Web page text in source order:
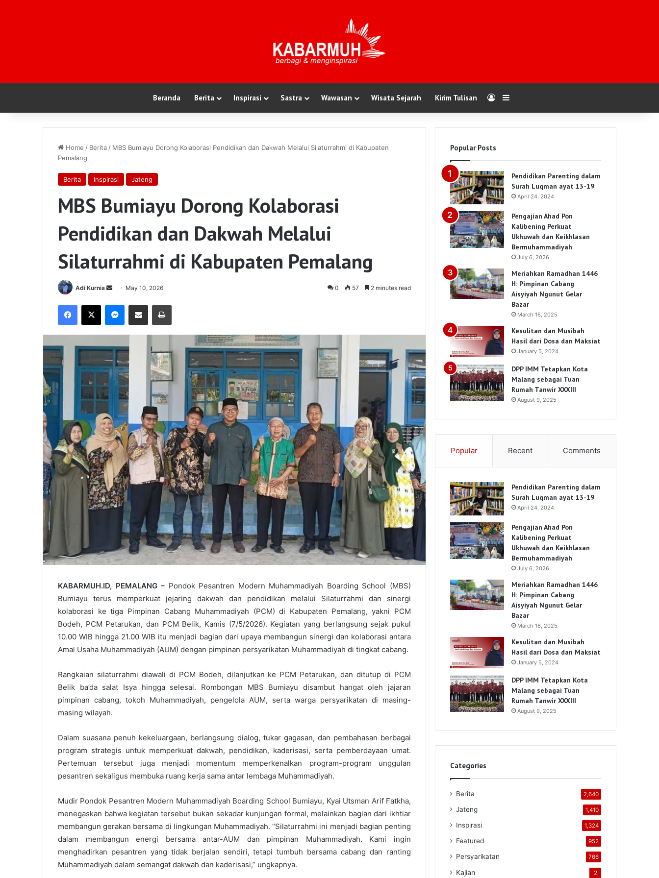
Beranda Berita Inspirasi Sastra Wawasan Wisata Sejarah Kirim Tulisan Log InSidebar
Home / Berita / MBS Bumiayu Dorong Kolaborasi Pendidikan dan Dakwah Melalui Silaturrahmi di Kabupaten
Pemalang
Berita Inspirasi Jateng
MBS Bumiayu Dorong Kolaborasi
Pendidikan dan Dakwah Melalui
Silaturrahmi di Kabupaten Pemalang
Adi Kurnia
Send
email
May 10, 2026 0 57 2 minutes read
Facebook
X Messenger
Share via Email Print
KABARMUH.ID, PEMALANG – Pondok Pesantren Modern Muhammadiyah Boarding School (MBS)
Bumiayu terus memperkuat jejaring dakwah dan pendidikan melalui Silaturrahmi dan sinergi
kolaborasi ke tiga Pimpinan Cabang Muhammadiyah (PCM) di Kabupaten Pemalang, yakni PCM
Bodeh, PCM Petarukan, dan PCM Belik, Kamis (7/5/2026). Kegiatan yang berlangsung sejak pukul
10.00 WIB hingga 21.00 WIB itu menjadi bagian dari upaya membangun sinergi dan kolaborasi antara
Amal Usaha Muhammadiyah (AUM) dengan pimpinan persyarikatan Muhammadiyah di tingkat cabang.
Rangkaian silaturrahmi diawali di PCM Bodeh, dilanjutkan ke PCM Petarukan, dan ditutup di PCM
Belik ba’da salat Isya hingga selesai. Rombongan MBS Bumiayu disambut hangat oleh jajaran
pimpinan cabang, tokoh Muhammadiyah, pengelola AUM, serta warga persyarikatan di masing-
masing wilayah.
Dalam suasana penuh kekeluargaan, berlangsung dialog, tukar gagasan, dan pembahasan berbagai
program strategis untuk memperkuat dakwah, pendidikan, kaderisasi, serta pemberdayaan umat.
Pertemuan tersebut juga menjadi momentum memperkenalkan program-program unggulan
pesantren sekaligus membuka ruang kerja sama antar lembaga Muhammadiyah.
Mudir Pondok Pesantren Modern Muhammadiyah Boarding School Bumiayu, Kyai Utsman Arif Fatkha,
menegaskan bahwa kegiatan tersebut bukan sekadar kunjungan formal, melainkan bagian dari ikhtiar
membangun gerakan bersama di lingkungan Muhammadiyah. “Silaturrahmi ini menjadi bagian penting
dalam membangun energi bersama antar-AUM dan pimpinan Muhammadiyah. Kami ingin
menghadirkan pesantren yang tidak berjalan sendiri, tetapi tumbuh bersama cabang dan ranting
Muhammadiyah dalam semangat dakwah dan kaderisasi,” ungkapnya.
Popular Posts
Pendidikan Parenting dalam
Surah Luqman ayat 13-19
April 24, 2024
Pengajian Ahad Pon
Kalibening Perkuat
Ukhuwah dan Keikhlasan
Bermuhammadiyah
July 6, 2026
Meriahkan Ramadhan 1446
H: Pimpinan Cabang
Aisyiyah Ngunut Gelar
Bazar
March 16, 2025
Kesulitan dan Musibah
Hasil dari Dosa dan Maksiat
January 5, 2024
DPP IMM Tetapkan Kota
Malang sebagai Tuan
Rumah Tanwir XXXIII
August 9, 2025
Popular Recent Comments
Pendidikan Parenting dalam
Surah Luqman ayat 13-19
April 24, 2024
Pengajian Ahad Pon
Kalibening Perkuat
Ukhuwah dan Keikhlasan
Bermuhammadiyah
July 6, 2026
Meriahkan Ramadhan 1446
H: Pimpinan Cabang
Aisyiyah Ngunut Gelar
Bazar
March 16, 2025
Kesulitan dan Musibah
Hasil dari Dosa dan Maksiat
January 5, 2024
DPP IMM Tetapkan Kota
Malang sebagai Tuan
Rumah Tanwir XXXIII
August 9, 2025
Categories
Berita 2,640
Jateng 1,410
Inspirasi 1,324
Featured 952
Persyarikatan 766
Kajian 2